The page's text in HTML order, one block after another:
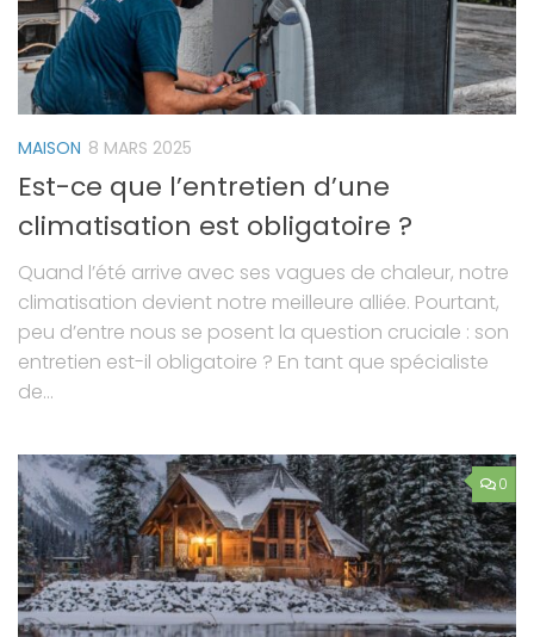
MAISON 8 MARS 2025
Est-ce que l’entretien d’une
climatisation est obligatoire ?
Quand l’été arrive avec ses vagues de chaleur, notre
climatisation devient notre meilleure alliée. Pourtant,
peu d’entre nous se posent la question cruciale : son
entretien est-il obligatoire ? En tant que spécialiste
de...
0